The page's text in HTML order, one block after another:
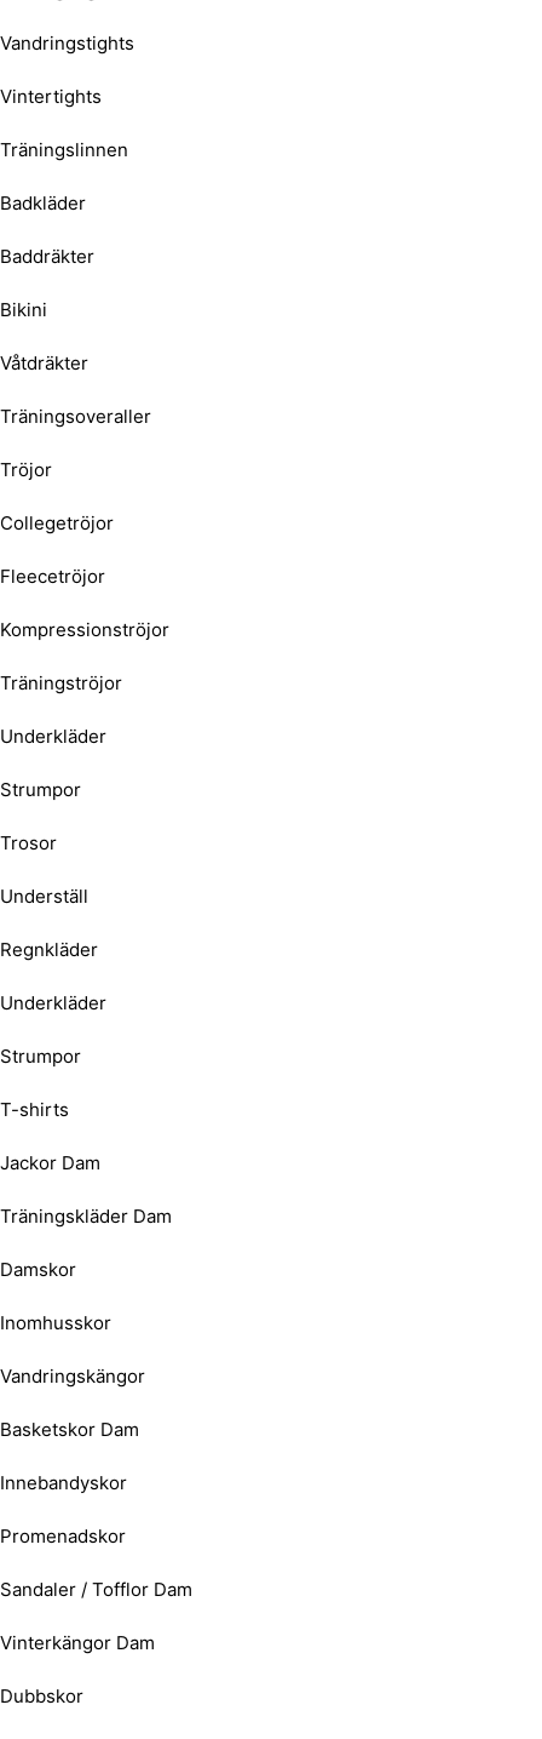
Vandringstights
Vintertights
Träningslinnen
Badkläder
Baddräkter
Bikini
Våtdräkter
Träningsoveraller
Tröjor
Collegetröjor
Fleecetröjor
Kompressionströjor
Träningströjor
Underkläder
Strumpor
Trosor
Underställ
Regnkläder
Underkläder
Strumpor
T-shirts
Jackor Dam
Träningskläder Dam
Damskor
Inomhusskor
Vandringskängor
Basketskor Dam
Innebandyskor
Promenadskor
Sandaler / Tofflor Dam
Vinterkängor Dam
Dubbskor